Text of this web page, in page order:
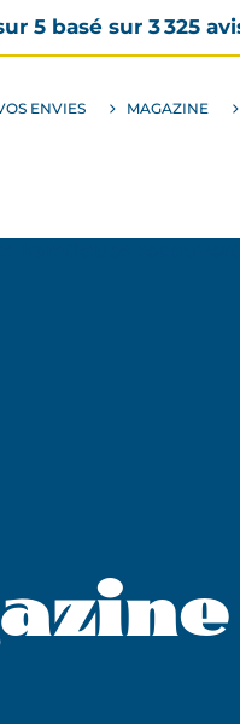
5 basé sur 3 325
ENVIES MAGAZINE